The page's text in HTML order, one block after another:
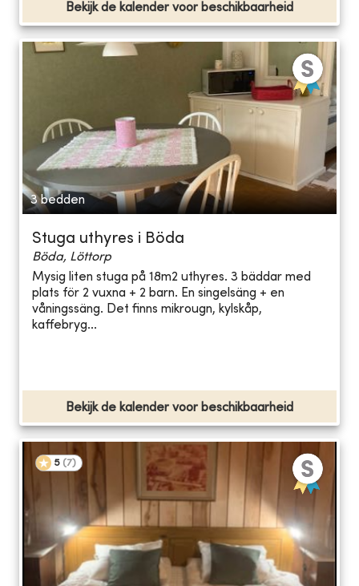
Bekijk de kalender voor beschikbaarheid
3 bedden
Stuga uthyres i Böda
Böda, Löttorp
Mysig liten stuga på 18m2 uthyres. 3 bäddar med
plats för 2 vuxna + 2 barn. En singelsäng + en
våningssäng. Det finns mikrougn, kylskåp,
kaffebryg...
Bekijk de kalender voor beschikbaarheid
5 (7)